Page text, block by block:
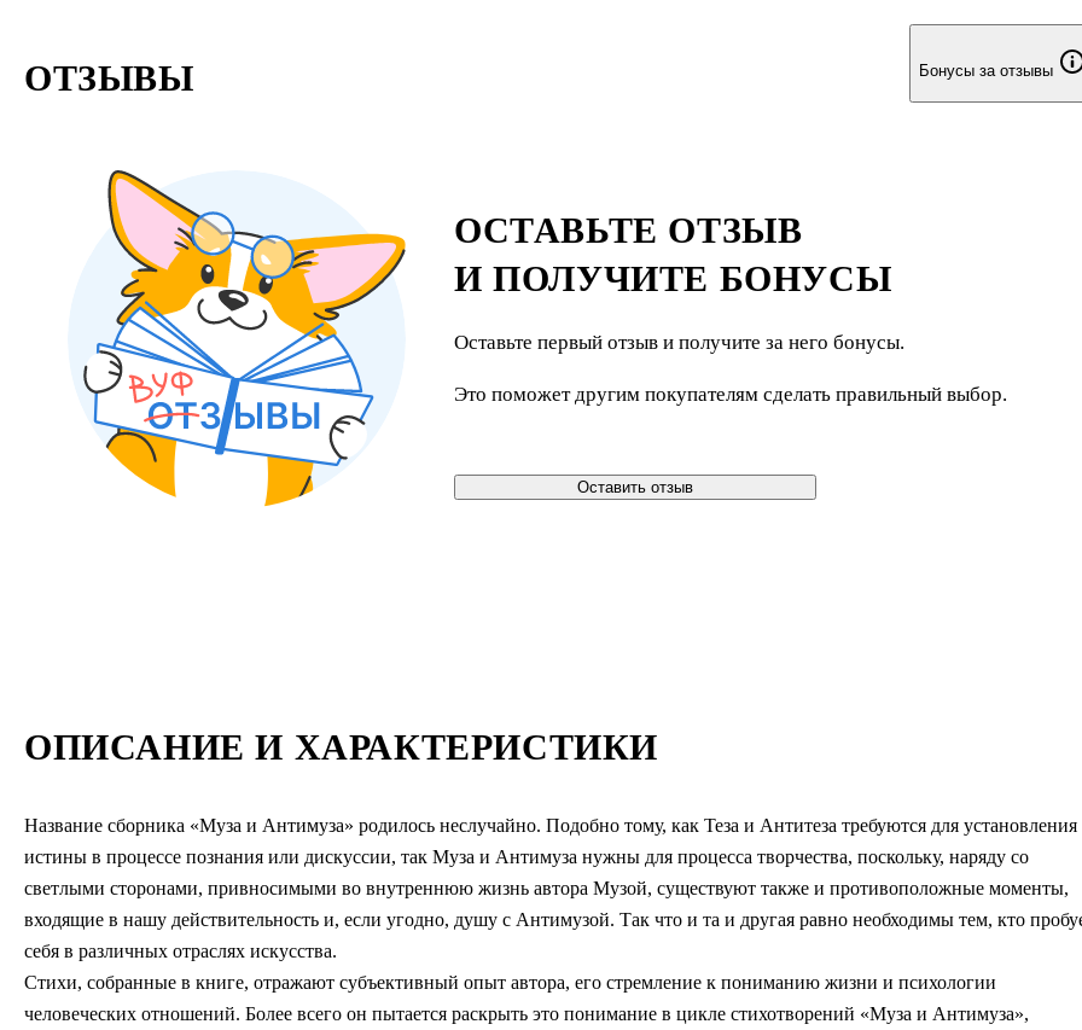
ОПИСАНИЕ И ХАРАКТЕРИСТИКИ
Название сборника «Муза и Антимуза» родилось неслучайно. Подобно тому, как Теза и Антитеза требуются для установления
истины в процессе познания или дискуссии, так Муза и Антимуза нужны для процесса творчества, поскольку, наряду со
светлыми сторонами, привносимыми во внутреннюю жизнь автора Музой, существуют также и противоположные моменты,
входящие в нашу действительность и, если угодно, душу с Антимузой. Так что и та и другая равно необходимы тем, кто
себя в различных отраслях искусства.
Стихи, собранные в книге, отражают субъективный опыт автора, его стремление к пониманию жизни и психологии
человеческих отношений. Более всего он пытается раскрыть это понимание в цикле стихотворений «Муза и Антимуза»,
ОТЗЫВЫ Бонусы за отзывы
ОСТАВЬТЕ ОТЗЫВ
И ПОЛУЧИТЕ БОНУСЫ
Оставьте первый отзыв и получите за него бонусы.
Это поможет другим покупателям сделать правильный выбор.
Оставить отзыв